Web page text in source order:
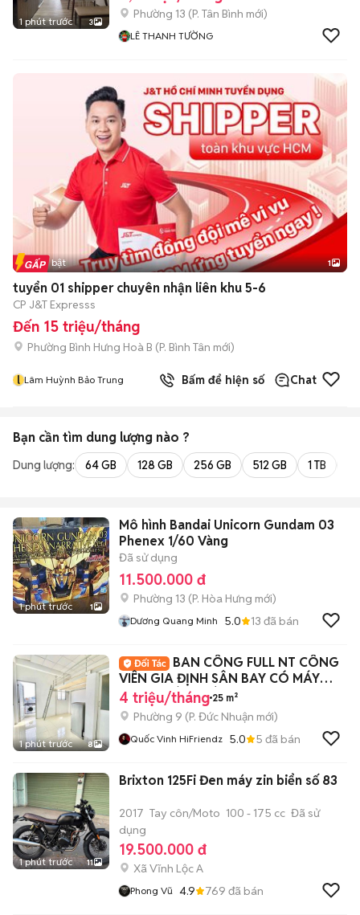
1 phút trước 3
Phường 13 (P. Tân Bình mới)
LÊ THANH TƯỜNG
Tin nổi bật 1
tuyển 01 shipper chuyên nhận liên khu 5-6
CP J&T Expresss
Đến 15 triệu/tháng
Phường Bình Hưng Hoà B (P. Bình Tân mới)
l Lâm Huỳnh Bảo Trung Bấm để hiện số Chat
Bạn cần tìm dung lượng nào ?
Dung lượng: 64 GB 128 GB 256 GB 512 GB 1 TB
1 phút trước 1
Mô hình Bandai Unicorn Gundam 03
Phenex 1/60 Vàng
Đã sử dụng
11.500.000 đ
Phường 13 (P. Hòa Hưng mới)
Dương Quang Minh 5.0 13 đã bán
1 phút trước 8
BAN CÔNG FULL NT CÔNG
VIÊN GIA ĐỊNH SÂN BAY CÓ MÁY
LẠNH-GIÁP PHÚ NHUẬN
4 triệu/tháng 25 m²
Phường 9 (P. Đức Nhuận mới)
Quốc Vinh HiFriendz 5.0 5 đã bán
1 phút trước 11
Brixton 125Fi Đen máy zin biển số 83
2017 Tay côn/Moto 100 - 175 cc Đã sử
dụng
19.500.000 đ
Xã Vĩnh Lộc A
Phong Vũ 4.9 769 đã bán